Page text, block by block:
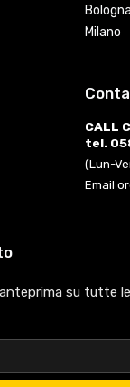
Bologna
Milano
CALL
tel.
(Lun-
Email
su tutte